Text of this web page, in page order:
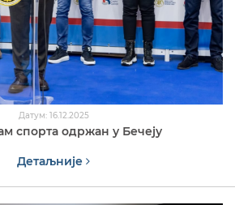
Датум: 16.12.2025
спорта одржан у Бечеју
Детаљније